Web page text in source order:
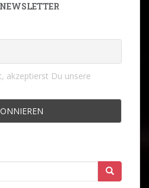
akzeptierst Du unsere